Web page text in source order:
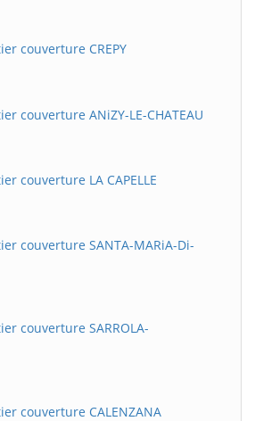
couverture CREPY
couverture ANiZY-LE-CHATEAU
couverture LA CAPELLE
couverture SANTA-MARiA-Di-
couverture SARROLA-
couverture CALENZANA